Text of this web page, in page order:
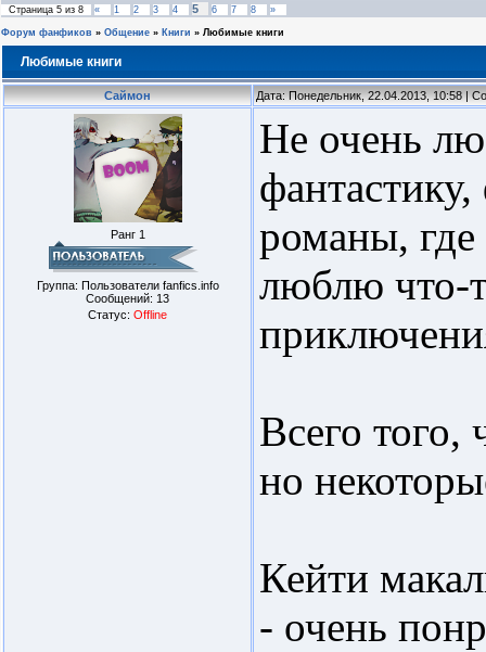
Страница 5 из 8 « 1 2 3 4 5 6 7 8 »
Форум фанфиков » Общение » Книги » Любимые книги
Любимые книги
Саймон Дата: Понедельник, 22.04.2013, 10:58 |
Ранг 1
Группа: Пользователи fanfics.info
Сообщений: 13
Статус: Offline
Не очень
романы,
люблю что-
Всего того,
но
Кейти
- очень